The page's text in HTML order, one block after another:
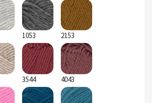
1053 2153
3544 4043